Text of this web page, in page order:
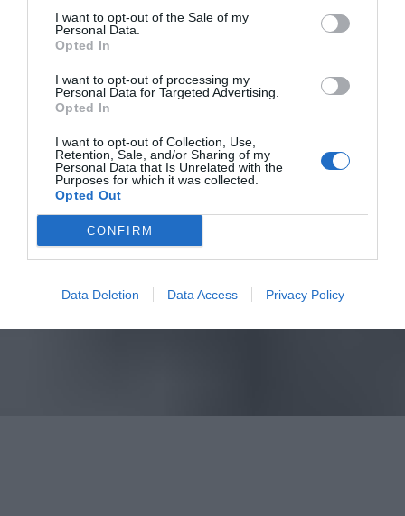
I want to opt-out of the Sale of my
Personal Data.
Opted In
I want to opt-out of processing my
Personal Data for Targeted Advertising.
Opted In
I want to opt-out of Collection, Use,
Retention, Sale, and/or Sharing of my
Personal Data that Is Unrelated with the
Purposes for which it was collected.
Opted Out
CONFIRM
Data Deletion Data Access Privacy Policy